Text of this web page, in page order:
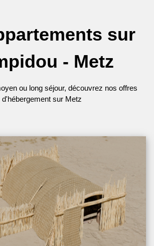
sur
- Metz
ou long séjour, découvrez nos offres
d'hébergement sur Metz